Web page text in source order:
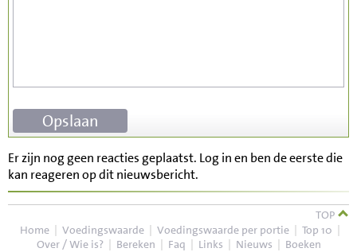
Er zijn nog geen reacties geplaatst. Log in en ben de eerste die
kan reageren op dit nieuwsbericht.
TOP
Home | Voedingswaarde | Voedingswaarde per portie | Top 10 |
Over / Wie is? | Bereken | Faq | Links | Nieuws | Boeken